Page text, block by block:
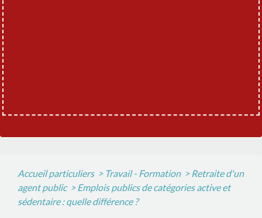
Accueil particuliers > Travail - Formation > Retraite d'un
agent public > Emplois publics de catégories active et
sédentaire : quelle différence ?